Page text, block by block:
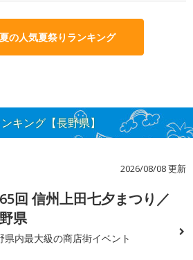
の人気夏祭りランキング
キング【長野県】
2026/08/08 更新
回 信州上田七夕まつり／
県
県内最大級の商店街イベント